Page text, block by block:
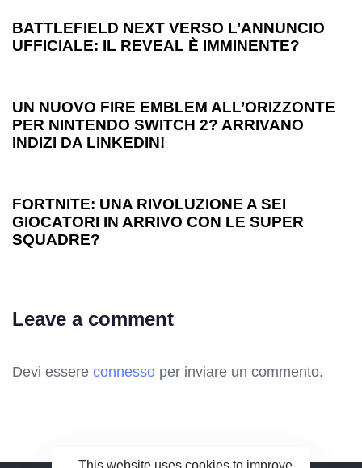
BATTLEFIELD NEXT VERSO L’ANNUNCIO
UFFICIALE: IL REVEAL È IMMINENTE?
UN NUOVO FIRE EMBLEM ALL’ORIZZONTE
PER NINTENDO SWITCH 2? ARRIVANO
INDIZI DA LINKEDIN!
FORTNITE: UNA RIVOLUZIONE A SEI
GIOCATORI IN ARRIVO CON LE SUPER
SQUADRE?
Leave a comment
Devi essere connesso per inviare un commento.
This website uses cookies to improve